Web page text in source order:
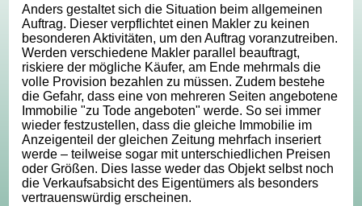
Anders gestaltet sich die Situation beim allgemeinen
Auftrag. Dieser verpflichtet einen Makler zu keinen
besonderen Aktivitäten, um den Auftrag voranzutreiben.
Werden verschiedene Makler parallel beauftragt,
riskiere der mögliche Käufer, am Ende mehrmals die
volle Provision bezahlen zu müssen. Zudem bestehe
die Gefahr, dass eine von mehreren Seiten angebotene
Immobilie "zu Tode angeboten" werde. So sei immer
wieder festzustellen, dass die gleiche Immobilie im
Anzeigenteil der gleichen Zeitung mehrfach inseriert
werde – teilweise sogar mit unterschiedlichen Preisen
oder Größen. Dies lasse weder das Objekt selbst noch
die Verkaufsabsicht des Eigentümers als besonders
vertrauenswürdig erscheinen.